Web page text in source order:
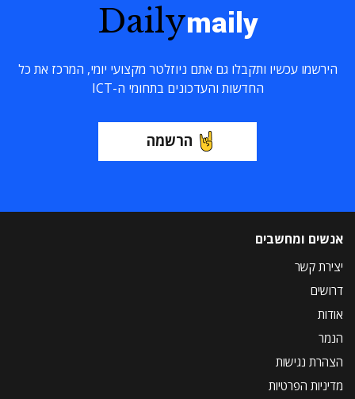
Dailymaily
הירשמו עכשיו ותקבלו גם אתם ניוזלטר מקצועי יומי, המרכז את כל
החדשות והעדכונים בתחומי ה-ICT
הרשמה
אנשים ומחשבים
יצירת קשר
דרושים
אודות
הנמר
הצהרת נגישות
מדיניות הפרטיות